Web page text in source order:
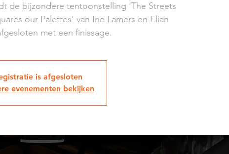
de bijzondere tentoonstelling ‘The Streets
our Palettes’ van Ine Lamers en Elian
met een finissage.
is afgesloten
evenementen bekijken